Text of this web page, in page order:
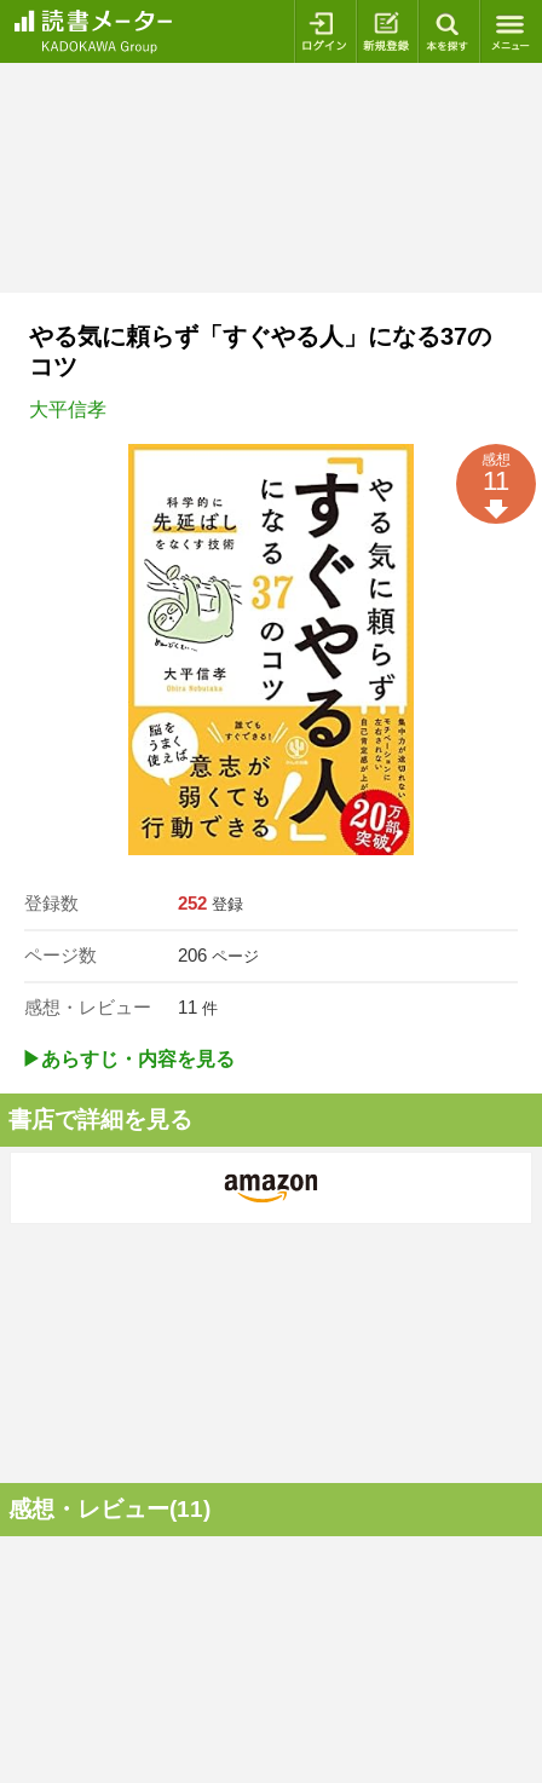
ログイン 新規登録
やる気に頼らず「すぐやる人」になる37の
コツ
大平信孝
登録数 252 登録
ページ数 206 ページ
感想・レビュー 11 件
感想
11
▶︎あらすじ・内容を見る
書店で詳細を見る
感想・レビュー(11)